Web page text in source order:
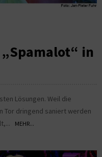
in
Lösungen. Weil die
Tor dringend saniert werden
MEHR...